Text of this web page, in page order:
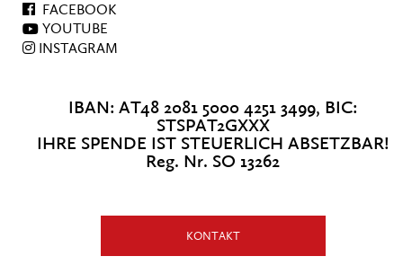
FACEBOOK
YOUTUBE
INSTAGRAM
IBAN: AT48 2081 5000 4251 3499, BIC:
STSPAT2GXXX
IHRE SPENDE IST STEUERLICH ABSETZBAR!
Reg. Nr. SO 13262
KONTAKT